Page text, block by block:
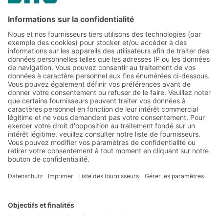
PARTAGER
Abonnez-vous à la lettre
d'information de BITO :
Actualités de l'entrepôt et de
la logistique
Réductions exclusives
Innovations
S'inscrire à la newsletter
Solutions BITO